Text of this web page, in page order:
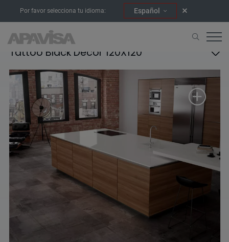
Por favor selecciona tu idioma: Español
Tattoo Black Decor 120X120